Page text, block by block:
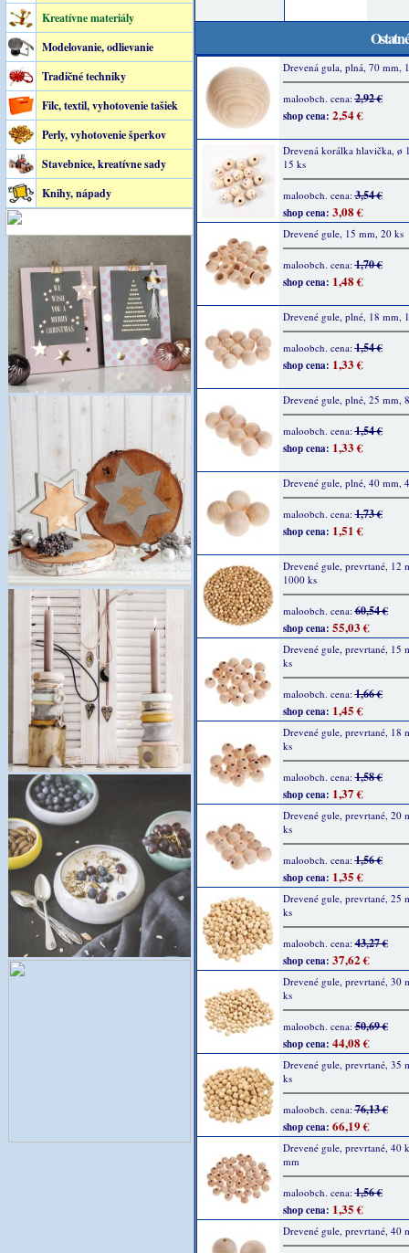
Kreatívne materiály
Modelovanie, odlievanie
Tradičné techniky
Filc, textil, vyhotovenie tašiek
Perly, vyhotovenie šperkov
Stavebnice, kreatívne sady
Knihy, nápady
Drevená gula, plná, 70 mm,
maloobch. cena:2,92 €
shop cena: 2,54 €
Drevená korálka hlavička, ø
15 ks
maloobch. cena:3,54 €
shop cena: 3,08 €
Drevené gule, 15 mm, 20 ks
maloobch. cena:1,70 €
shop cena: 1,48 €
Drevené gule, plné, 18 mm,
maloobch. cena:1,54 €
shop cena: 1,33 €
Drevené gule, plné, 25 mm,
maloobch. cena:1,54 €
shop cena: 1,33 €
Drevené gule, plné, 40 mm,
maloobch. cena:1,73 €
shop cena: 1,51 €
Drevené gule, prevrtané, 12
1000 ks
maloobch. cena:60,54 €
shop cena: 55,03 €
Drevené gule, prevrtané, 15
ks
maloobch. cena:1,66 €
shop cena: 1,45 €
Drevené gule, prevrtané, 18
ks
maloobch. cena:1,58 €
shop cena: 1,37 €
Drevené gule, prevrtané, 20
ks
maloobch. cena:1,56 €
shop cena: 1,35 €
Drevené gule, prevrtané, 25
ks
maloobch. cena:43,27 €
shop cena: 37,62 €
Drevené gule, prevrtané, 30
ks
maloobch. cena:50,69 €
shop cena: 44,08 €
Drevené gule, prevrtané, 35
ks
maloobch. cena:76,13 €
shop cena: 66,19 €
Drevené gule, prevrtané, 40
mm
maloobch. cena:1,56 €
shop cena: 1,35 €
Drevené gule, prevrtané, 40